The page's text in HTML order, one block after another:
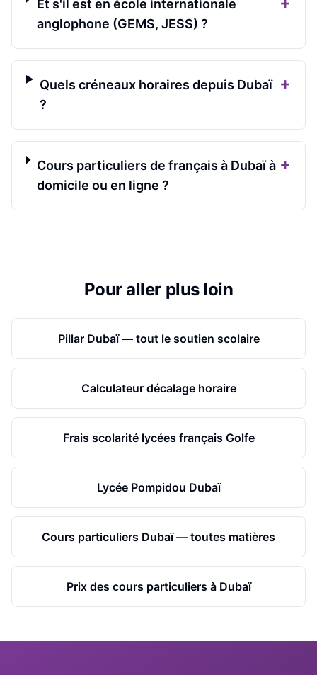
Et s'il est en école internationale
anglophone (GEMS, JESS) ?
Quels créneaux horaires depuis Dubaï
?
+
Cours particuliers de français à Dubaï à
domicile ou en ligne ?
+
Pour aller plus loin
Pillar Dubaï — tout le soutien scolaire
Calculateur décalage horaire
Frais scolarité lycées français Golfe
Lycée Pompidou Dubaï
Cours particuliers Dubaï — toutes matières
Prix des cours particuliers à Dubaï